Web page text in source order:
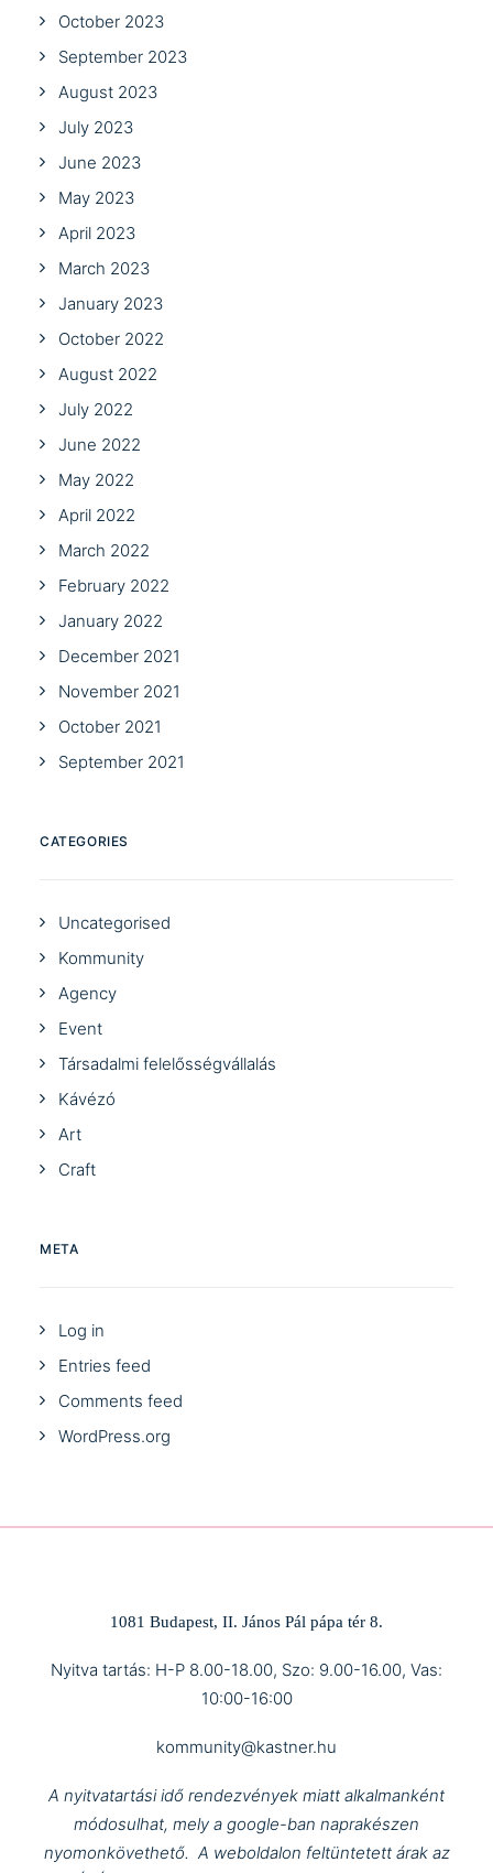
October 2023
September 2023
August 2023
July 2023
June 2023
May 2023
April 2023
March 2023
January 2023
October 2022
August 2022
July 2022
June 2022
May 2022
April 2022
March 2022
February 2022
January 2022
December 2021
November 2021
October 2021
September 2021
CATEGORIES
Uncategorised
Kommunity
Agency
Event
Társadalmi felelősségvállalás
Kávézó
Art
Craft
META
Log in
Entries feed
Comments feed
WordPress.org
1081 Budapest, II. János Pál pápa tér 8.
Nyitva tartás: H-P 8.00-18.00, Szo: 9.00-16.00, Vas:
10:00-16:00
kommunity@kastner.hu
A nyitvatartási idő rendezvények miatt alkalmanként
módosulhat, mely a google-ban naprakészen
nyomonkövethető. A weboldalon feltüntetett árak az